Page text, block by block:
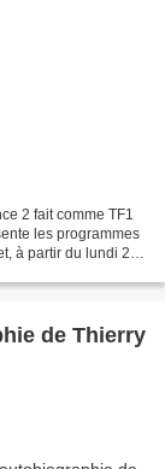
2 fait comme TF1
les programmes
à partir du lundi 26
de Thierry